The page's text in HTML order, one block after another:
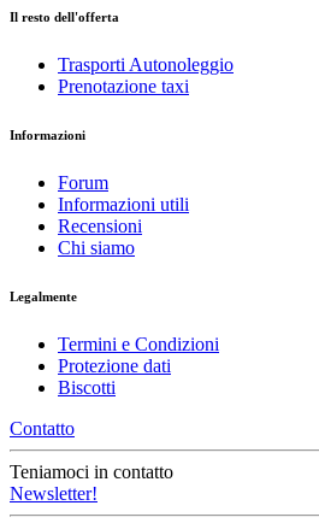
Il resto dell'offerta
Trasporti Autonoleggio
Prenotazione taxi
Informazioni
Forum
Informazioni utili
Recensioni
Chi siamo
Legalmente
Termini e Condizioni
Protezione dati
Biscotti
Contatto
Teniamoci in contatto
Newsletter!